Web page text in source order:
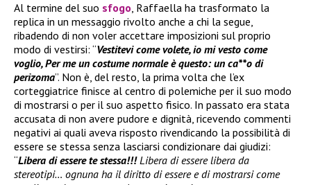
Al termine del suo sfogo, Raffaella ha trasformato la
replica in un messaggio rivolto anche a chi la segue,
ribadendo di non voler accettare imposizioni sul proprio
modo di vestirsi: “Vestitevi come volete, io mi vesto come
voglio, Per me un costume normale è questo: un ca**o di
perizoma”. Non è, del resto, la prima volta che l’ex
corteggiatrice finisce al centro di polemiche per il suo modo
di mostrarsi o per il suo aspetto fisico. In passato era stata
accusata di non avere pudore e dignità, ricevendo commenti
negativi ai quali aveva risposto rivendicando la possibilità di
essere se stessa senza lasciarsi condizionare dai giudizi:
“Libera di essere te stessa!!!Libera di essere libera da
stereotipi… ognuna ha il diritto di essere e di mostrarsi come